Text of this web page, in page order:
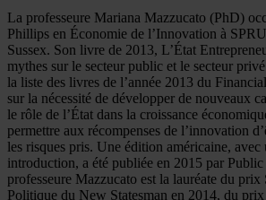
La professeure Mariana Mazzucato (PhD)
Phillips en Économie de l’Innovation à
Sussex. Son livre de 2013, L’État
mythes sur le secteur public et le secteur
la liste des livres de l’année 2013 du
sur la nécessité de développer de nouveaux
le rôle de l’État dans la croissance
permettre aux récompenses de l’innovation
les risques pris. Une édition américaine, avec
introduction, a été publiée en 2015 par
professeure Mazzucato est la lauréate du
Politique du New Statesman en 2014, du